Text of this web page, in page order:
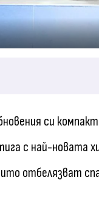
си
с най-новата
отбелязват